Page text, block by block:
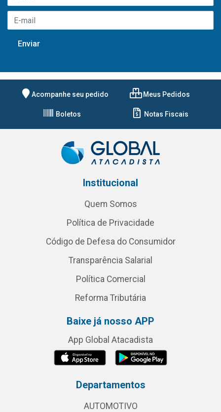
Acompanhe seu pedido Meus Pedidos
Boletos Notas Fiscais
Institucional
Quem Somos
Política de Privacidade
Código de Defesa do Consumidor
Transparência Salarial
Política Comercial
Reforma Tributária
Baixe já nosso APP
App Global Atacadista
Departamentos
AUTOMOTIVO